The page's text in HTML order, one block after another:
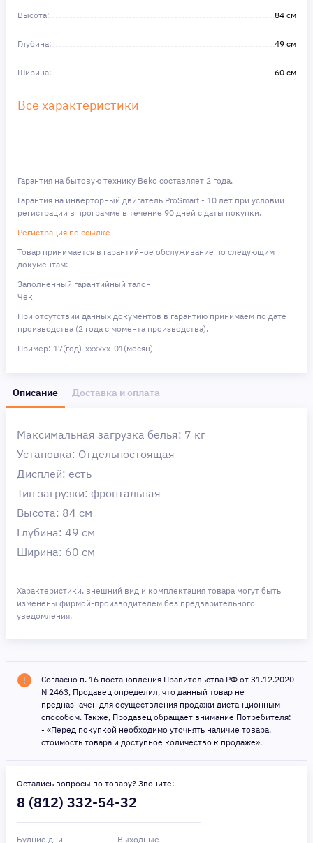
Высота: 84 см
Глубина: 49 см
Ширина: 60 см
Все характеристики
Гарантия на бытовую технику Beko составляет 2 года.
Гарантия на инверторный двигатель ProSmart - 10 лет при условии
регистрации в программе в течение 90 дней с даты покупки.
Регистрация по ссылке
Товар принимается в гарантийное обслуживание по следующим
документам:
Заполненный гарантийный талон
Чек
При отсутствии данных документов в гарантию принимаем по дате
производства (2 года с момента производства).
Пример: 17(год)-хххххх-01(месяц)
Описание Доставка и оплата
Максимальная загрузка белья: 7 кг
Установка: Отдельностоящая
Дисплей: есть
Тип загрузки: фронтальная
Высота: 84 см
Глубина: 49 см
Ширина: 60 см
Характеристики, внешний вид и комплектация товара могут быть
изменены фирмой-производителем без предварительного
уведомления.
Согласно п. 16 постановления Правительства РФ от 31.12.2020
N 2463, Продавец определил, что данный товар не
предназначен для осуществления продажи дистанционным
способом. Также, Продавец обращает внимание Потребителя:
- «Перед покупкой необходимо уточнять наличие товара,
стоимость товара и доступное количество к продаже».
Остались вопросы по товару? Звоните:
8 (812) 332-54-32
Будние дни Выходные